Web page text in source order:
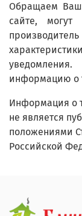
Обращаем
сайте, могут
информацию о
Информация о
не является
положениями
Российской